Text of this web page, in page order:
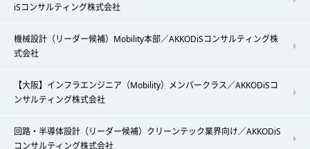
iSコンサルティング株式会社
機械設計（リーダー候補）Mobility本部／AKKODiSコンサルティング株
式会社
【大阪】インフラエンジニア（Mobility）メンバークラス／AKKODiSコ
ンサルティング株式会社
回路・半導体設計（リーダー候補）クリーンテック業界向け／AKKODiS
コンサルティング株式会社